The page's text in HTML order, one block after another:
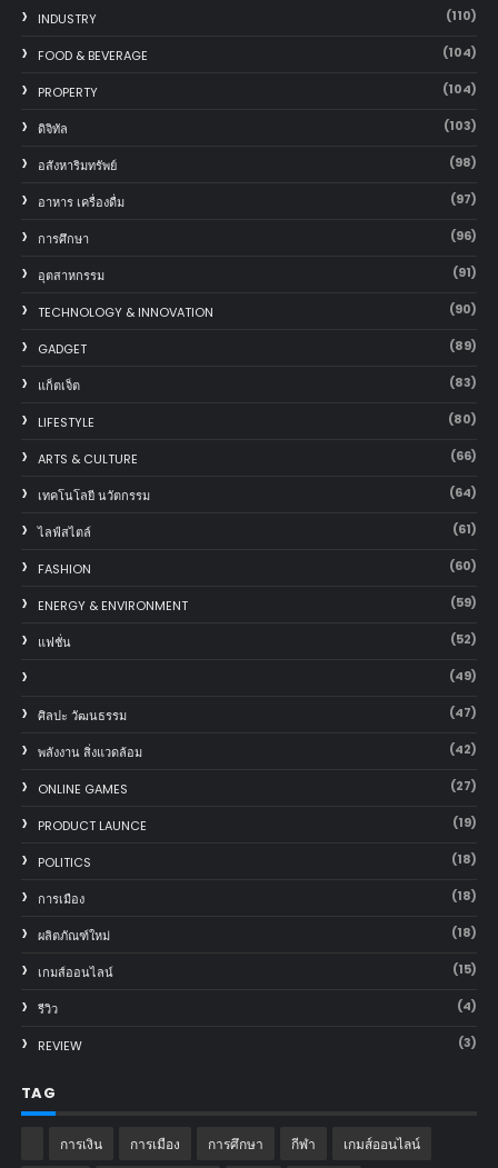
INDUSTRY (110)
FOOD & BEVERAGE (104)
PROPERTY (104)
ดิจิทัล (103)
อสังหาริมทรัพย์ (98)
อาหาร เครื่องดื่ม (97)
การศึกษา (96)
อุตสาหกรรม (91)
TECHNOLOGY & INNOVATION (90)
GADGET (89)
แก็ตเจ็ต (83)
LIFESTYLE (80)
ARTS & CULTURE (66)
เทคโนโลยี นวัตกรรม (64)
ไลฟ์สไตล์ (61)
FASHION (60)
ENERGY & ENVIRONMENT (59)
แฟชั่น (52)
(49)
ศิลปะ วัฒนธรรม (47)
พลังงาน สิ่งแวดล้อม (42)
ONLINE GAMES (27)
PRODUCT LAUNCE (19)
POLITICS (18)
การเมือง (18)
ผลิตภัณฑ์ใหม่ (18)
เกมส์ออนไลน์ (15)
รีวิว (4)
REVIEW (3)
TAG
การเงิน การเมือง การศึกษา กีฬา เกมส์ออนไลน์